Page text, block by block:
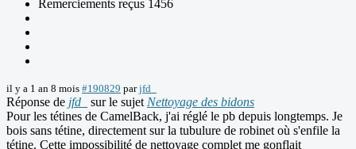
Remerciements reçus 1456
il y a 1 an 8 mois #190829 parjfd_
Réponse de jfd_ sur le sujet Nettoyage des bidons
Pour les tétines de CamelBack, j'ai réglé le pb depuis longtemps. Je
bois sans tétine, directement sur la tubulure de robinet où s'enfile la
tétine. Cette impossibilité de nettoyage complet me gonflait